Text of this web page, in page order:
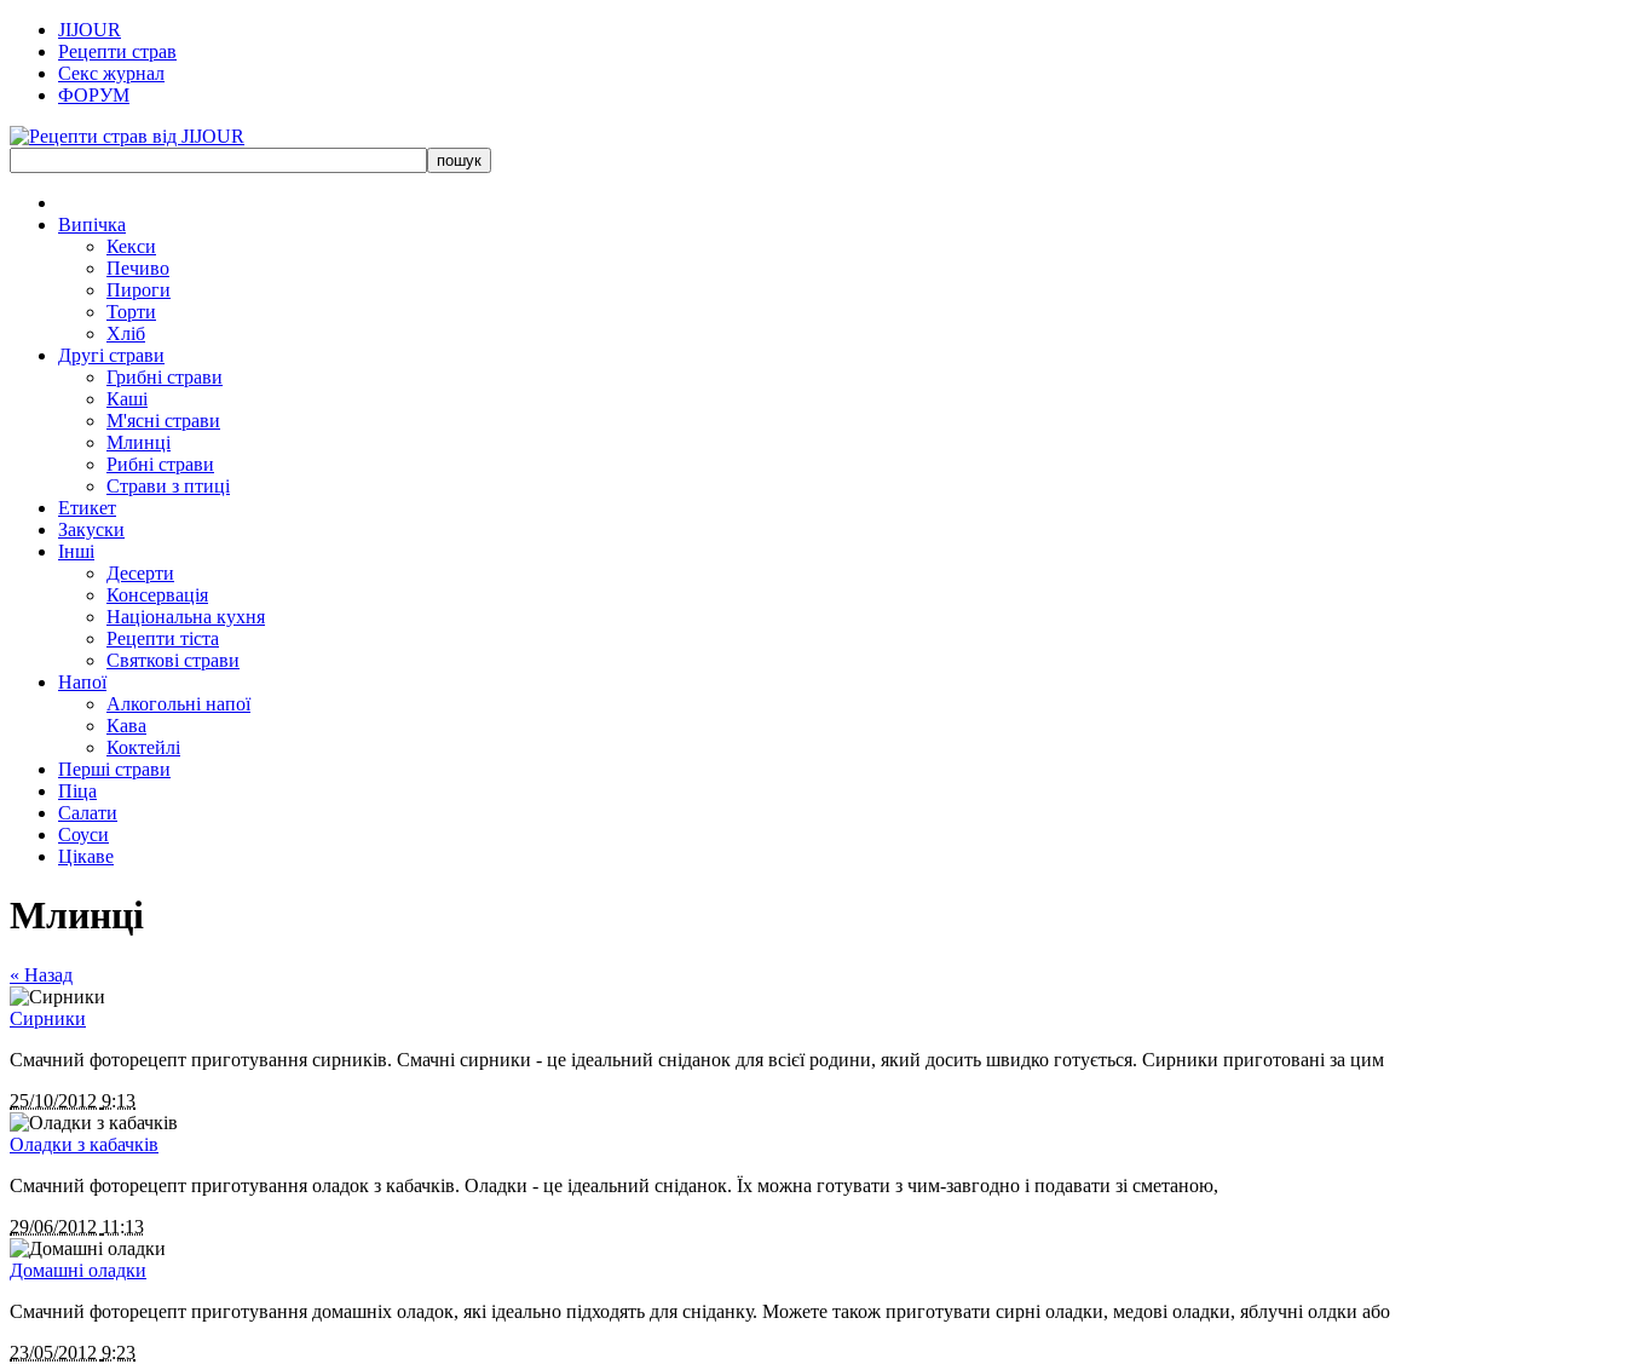
JIJOUR
Рецепти страв
Секс журнал
ФОРУМ
Випічка
Кекси
Печиво
Пироги
Торти
Хліб
Другі страви
Грибні страви
Каші
М'ясні страви
Млинці
Рибні страви
Страви з птиці
Етикет
Закуски
Інші
Десерти
Консервація
Національна кухня
Рецепти тіста
Святкові страви
Напої
Алкогольні напої
Кава
Коктейлі
Перші страви
Піца
Салати
Соуси
Цікаве
Млинці
« Назад
Сирники
Смачний фоторецепт приготування сирників. Смачні сирники - це ідеальний сніданок для всієї родини, який досить швидко готується. Сирники приготовані за цим
25/10/2012 9:13
Оладки з кабачків
Смачний фоторецепт приготування оладок з кабачків. Оладки - це ідеальний сніданок. Їх можна готувати з чим-завгодно і подавати зі сметаною,
29/06/2012 11:13
Домашні оладки
Смачний фоторецепт приготування домашніх оладок, які ідеально підходять для сніданку. Можете також приготувати сирні оладки, медові оладки, яблучні олдки або
23/05/2012 9:23